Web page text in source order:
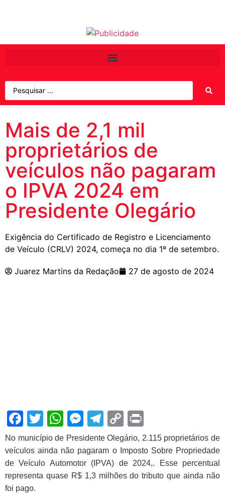
Mais de 2,1 mil
proprietários de
veículos não pagaram
o IPVA 2024 em
Presidente Olegário
Exigência do Certificado de Registro e Licenciamento
de Veículo (CRLV) 2024, começa no dia 1º de setembro.
Juarez Martins da Redação 27 de agosto de 2024
Facebook
Twitter
WhatsApp
Messenger
Telegram
Copy
Link
No município de Presidente Olegário, 2.115 proprietários de
veículos ainda não pagaram o Imposto Sobre Propriedade
de Veículo Automotor (IPVA) de 2024,. Esse percentual
representa quase R$ 1,3 milhões do tributo que ainda não
foi pago.